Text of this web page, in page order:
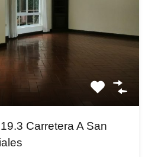
Carretera A San